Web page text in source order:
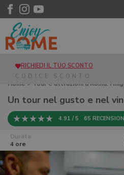
RICHIEDI IL TUO SCONTO
Home > Tour e attrazioni a Roma. I
Un tour nel gusto e nel
4.91 / 5 65
Durata
4 ore